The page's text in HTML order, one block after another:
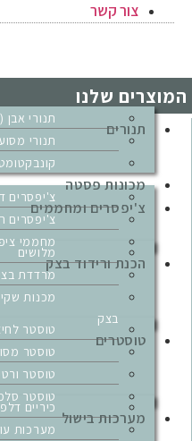
צור קשר
המוצרים שלנו
תנורים
תנורי אבן
תנורי מסוע
מכונות פסטה
צ'יפסרים ומחממים
צ'יפסרים
צ'יפסרים
מחממי
הכנת ורידוד בצק
מלושים
מרדדת
מכנות
בצק
טוסטרים
טוסטר
טוסטר
טוסטר
טוסטר
מערכות בישול
כיריים
מערכות